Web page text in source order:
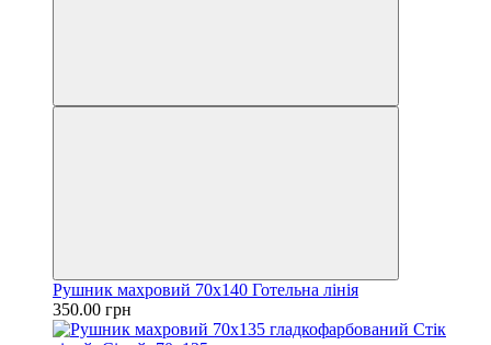
Рушник махровий 70х140 Готельна лінія
350.00 грн